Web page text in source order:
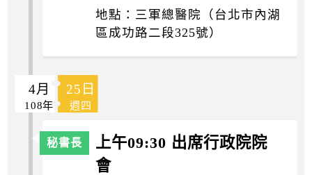
地點：三軍總醫院（台北市內湖
區成功路二段325號）
4月 25日
108年 週四
上午09:30 出席行政院院
會